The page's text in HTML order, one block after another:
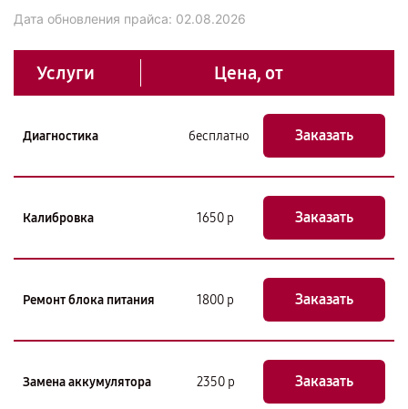
Дата обновления прайса: 02.08.2026
Услуги Цена, от
Диагностика бесплатно Заказать
Калибровка 1650 р Заказать
Ремонт блока питания 1800 р Заказать
Замена аккумулятора 2350 р Заказать